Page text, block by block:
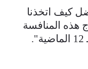
كيف اتخذنا
هذه المنافسة